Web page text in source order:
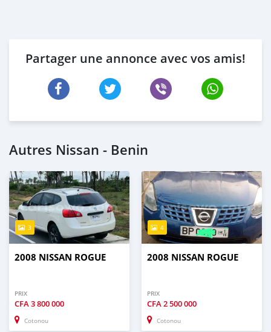
Partager une annonce avec vos amis!
Autres Nissan - Benin
3
2008 NISSAN ROGUE
PRIX
CFA3 800 000
Cotonou
4
2008 NISSAN ROGUE
PRIX
CFA2 500 000
Cotonou